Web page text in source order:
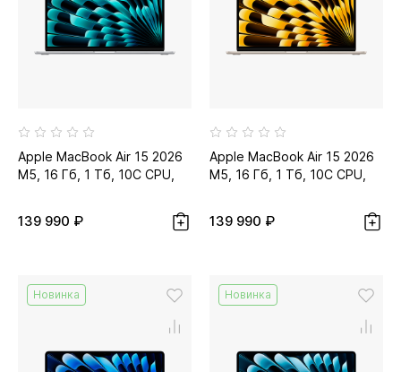
Apple MacBook Air 15 2026
M5, 16 Гб, 1 Тб, 10C CPU,
139 990 ₽
Apple MacBook Air 15 2026
M5, 16 Гб, 1 Тб, 10C CPU,
139 990 ₽
Новинка Новинка